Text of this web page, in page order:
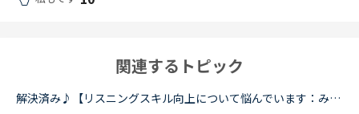
関連するトピック
解決済み♪【リスニングスキル向上について悩んでいます：みなさんどのように学習していますか。】●私の英語力私は、「聞こえない」ことが課題だと考えているTOEIC600コースを中心に受講中のもうすぐ40歳です。・T...